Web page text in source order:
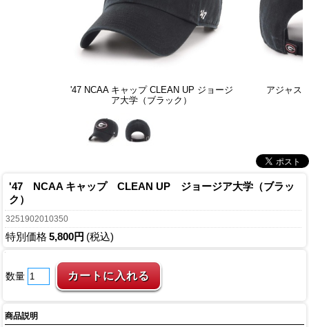
'47 NCAA キャップ CLEAN UP ジョージ
ア大学（ブラック）
アジャス
'47 NCAA キャップ CLEAN UP ジョージア大学（ブラッ
ク）
3251902010350
特別価格 5,800円 (税込)
数量
商品説明